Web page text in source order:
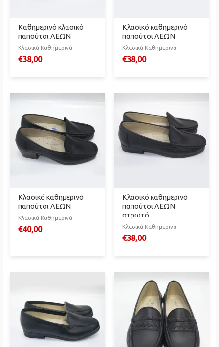
Καθημερινό κλασικό
παπούτσι ΛΕΩΝ
Κλασικά Καθημερινά
€38,00
Κλασικό καθημερινό
παπούτσι ΛΕΩΝ
Κλασικά Καθημερινά
€38,00
Κλασικό καθημερινό
παπούτσι ΛΕΩΝ
Κλασικά Καθημερινά
€40,00
Κλασικό καθημερινό
παπούτσι ΛΕΩΝ
στρωτό
Κλασικά Καθημερινά
€38,00